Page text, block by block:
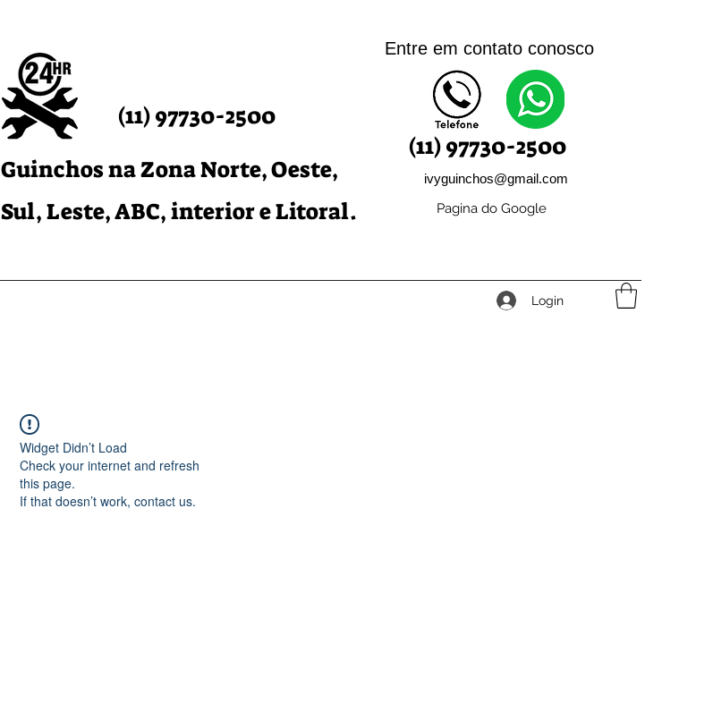
(11) 97730-2500
Guinchos na Zona Norte, Oeste,
Sul, Leste, ABC, interior e Litoral.
Entre em contato conosco
(11) 97730-2500
ivyguinchos@gmail.com
Pagina do Google
Login
Widget Didn’t Load
Check your internet and refresh
this page.
If that doesn’t work, contact us.